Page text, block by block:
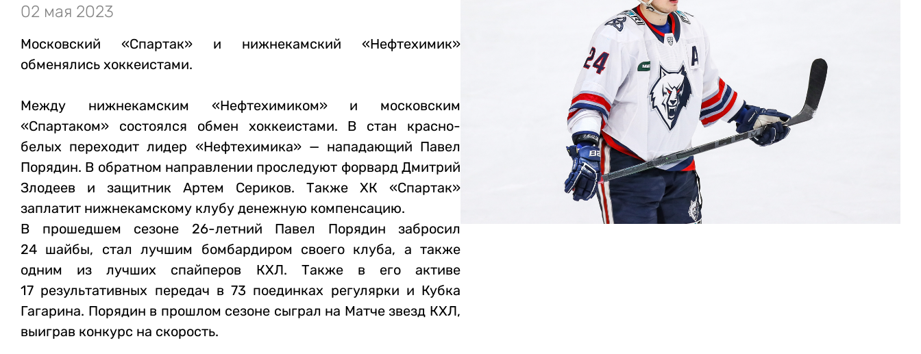
02 мая 2023
Московский «Спартак» и нижнекамский «Нефтехимик»
обменялись хоккеистами.
Между нижнекамским «Нефтехимиком» и московским
«Спартаком» состоялся обмен хоккеистами. В стан красно-
белых переходит лидер «Нефтехимика» — нападающий Павел
Порядин. В обратном направлении проследуют форвард Дмитрий
Злодеев и защитник Артем Сериков. Также ХК «Спартак»
заплатит нижнекамскому клубу денежную компенсацию.
В прошедшем сезоне 26-летний Павел Порядин забросил
24 шайбы, стал лучшим бомбардиром своего клуба, а также
одним из лучших спайперов КХЛ. Также в его активе
17 результативных передач в 73 поединках регулярки и Кубка
Гагарина. Порядин в прошлом сезоне сыграл на Матче звезд КХЛ,
выиграв конкурс на скорость.